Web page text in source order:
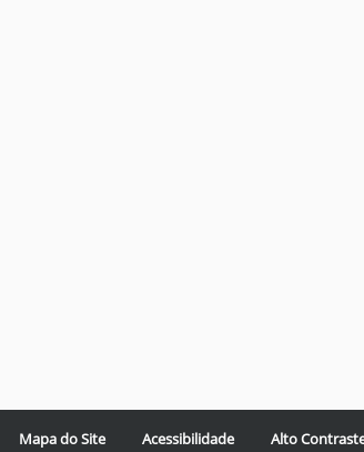
Mapa do Site Acessibilidade Alto